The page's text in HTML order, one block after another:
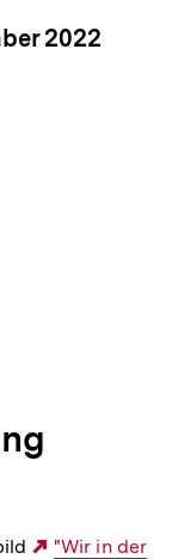
2022
Externer
"Wir in der